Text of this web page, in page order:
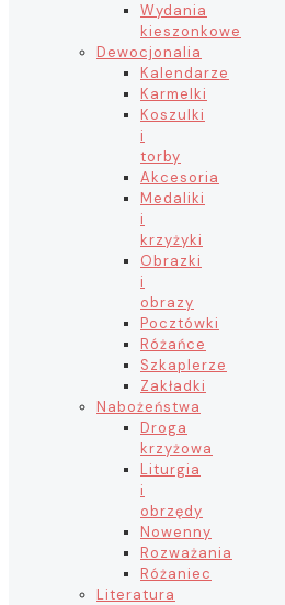
Wydania
kieszonkowe
Dewocjonalia
Kalendarze
Karmelki
Koszulki
i
torby
Akcesoria
Medaliki
i
krzyżyki
Obrazki
i
obrazy
Pocztówki
Różańce
Szkaplerze
Zakładki
Nabożeństwa
Droga
krzyżowa
Liturgia
i
obrzędy
Nowenny
Rozważania
Różaniec
Literatura